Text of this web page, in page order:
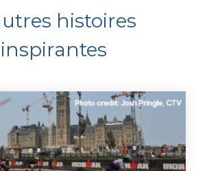
histoires
inspirantes